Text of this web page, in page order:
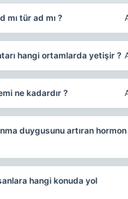
mı tür ad mı ?
hangi ortamlarda yetişir ?
ne kadardır ?
duygusunu artıran hormon
hangi konuda yol